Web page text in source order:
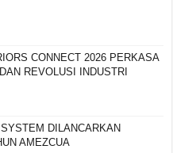
CONNECT 2026 PERKASA
REVOLUSI INDUSTRI
DILANCARKAN
AMEZCUA